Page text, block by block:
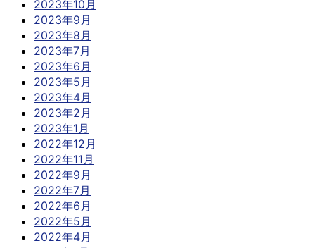
2023年10月
2023年9月
2023年8月
2023年7月
2023年6月
2023年5月
2023年4月
2023年2月
2023年1月
2022年12月
2022年11月
2022年9月
2022年7月
2022年6月
2022年5月
2022年4月